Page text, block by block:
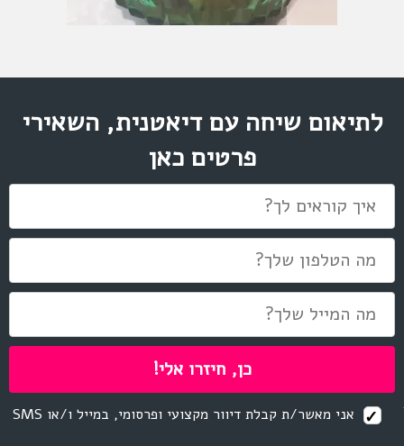
לתיאום שיחה עם דיאטנית, השאירי
פרטים כאן
אני מאשר/ת קבלת דיוור מקצועי ופרסומי, במייל ו/או SMS